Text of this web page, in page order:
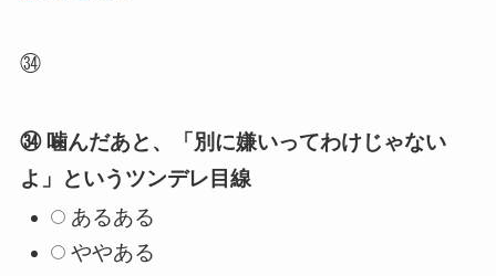
㉞
㉞ 噛んだあと、「別に嫌いってわけじゃない
よ」というツンデレ目線
あるある
ややある